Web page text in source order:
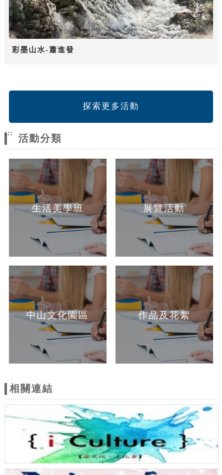
彩墨山水-蕭進發
探索更多活動
:::
活動分類
生活美學班 展覽活動
中山文化園區 作品及花絮
相關連結